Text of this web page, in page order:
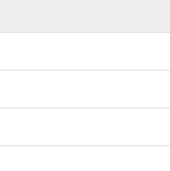
(z.B. Meister/in,
bis 12 Monate nach Abschluss
eine Berufsausbildung